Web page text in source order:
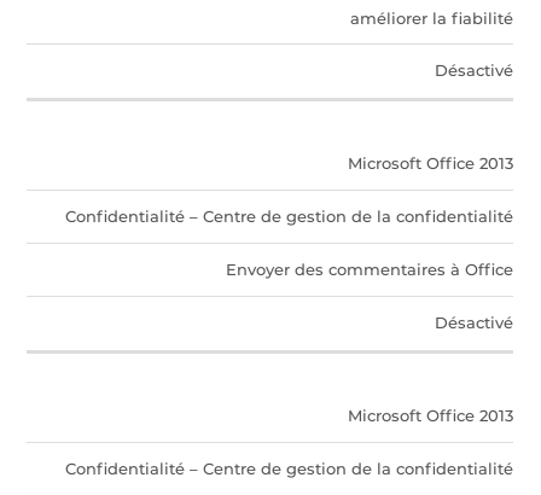
améliorer la fiabilité
Désactivé
Microsoft Office 2013
Confidentialité – Centre de gestion de la confidentialité
Envoyer des commentaires à Office
Désactivé
Microsoft Office 2013
Confidentialité – Centre de gestion de la confidentialité